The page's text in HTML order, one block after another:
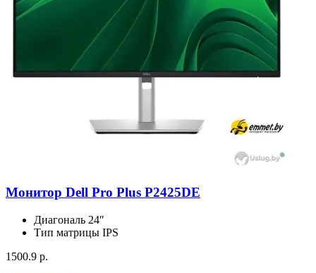
Монитор Dell Pro Plus P2425DE
Диагональ 24″
Тип матрицы IPS
1500.9 р.